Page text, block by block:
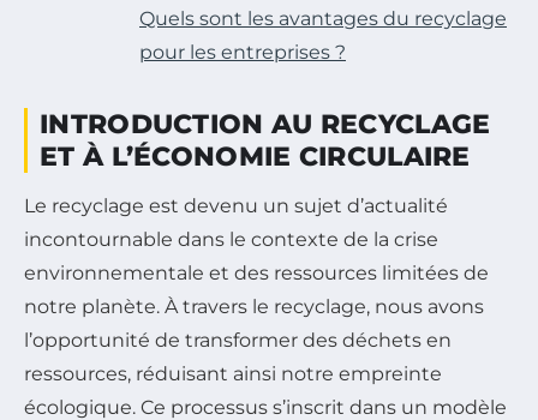
Quels sont les avantages du recyclage
pour les entreprises ?
INTRODUCTION AU RECYCLAGE
ET À L’ÉCONOMIE CIRCULAIRE
Le recyclage est devenu un sujet d’actualité
incontournable dans le contexte de la crise
environnementale et des ressources limitées de
notre planète. À travers le recyclage, nous avons
l’opportunité de transformer des déchets en
ressources, réduisant ainsi notre empreinte
écologique. Ce processus s’inscrit dans un modèle